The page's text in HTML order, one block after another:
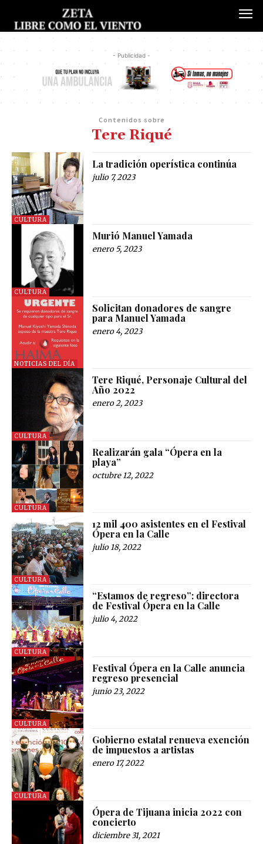
- Publicidad -
Contenidos sobre
Tere Riqué
CULTURA
La tradición operística continúa
julio 7, 2023
CULTURA
Murió Manuel Yamada
enero 5, 2023
NOTICIAS DEL DÍA
Solicitan donadores de sangre
para Manuel Yamada
enero 4, 2023
CULTURA
Tere Riqué, Personaje Cultural del
Año 2022
enero 2, 2023
CULTURA
Realizarán gala “Ópera en la
playa”
octubre 12, 2022
CULTURA
12 mil 400 asistentes en el Festival
Ópera en la Calle
julio 18, 2022
CULTURA
“Estamos de regreso”: directora
de Festival Ópera en la Calle
julio 4, 2022
CULTURA
Festival Ópera en la Calle anuncia
regreso presencial
junio 23, 2022
CULTURA
Gobierno estatal renueva exención
de impuestos a artistas
enero 17, 2022
Ópera de Tijuana inicia 2022 con
concierto
diciembre 31, 2021